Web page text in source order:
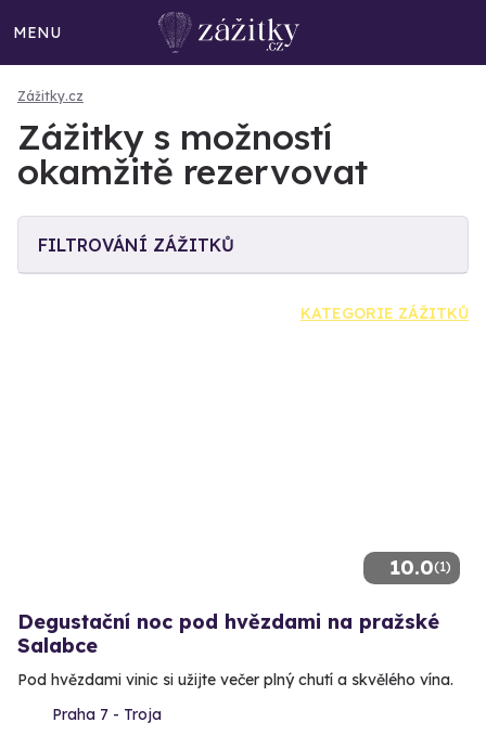
MENU
Zážitky.cz
Zážitky s možností
okamžitě rezervovat
FILTROVÁNÍ ZÁŽITKŮ
KATEGORIE ZÁŽITKŮ
10.0(1)
Degustační noc pod hvězdami na pražské
Salabce
Pod hvězdami vinic si užijte večer plný chutí a skvělého vína.
Praha 7 - Troja